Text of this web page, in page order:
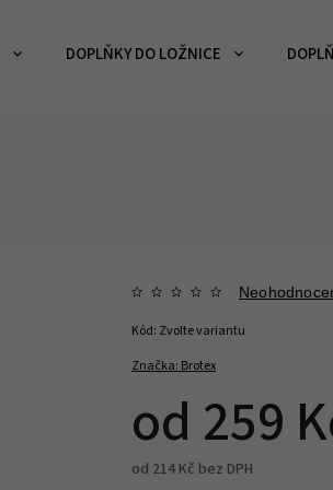
DOPLŇKY DO LOŽNICE
Značka: Brotex
od 259
od 214 Kč bez DPH
Kód: Zvolte variantu